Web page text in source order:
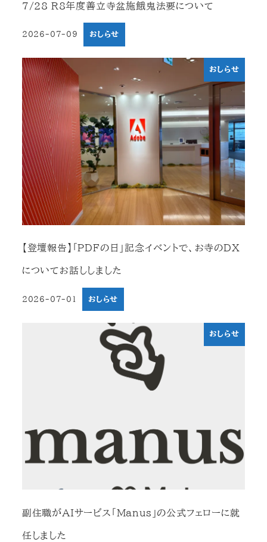
7/28 R8年度善立寺盆施餓鬼法要について
2026-07-09 おしらせ
おしらせ
【登壇報告】「PDFの日」記念イベントで、お寺のDX
についてお話ししました
2026-07-01 おしらせ
おしらせ
副住職がAIサービス「Manus」の公式フェローに就
任しました